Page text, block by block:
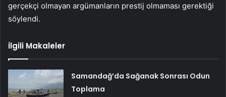
gerçekçi olmayan argümanların prestij olmaması gerektiği
söylendi.
İlgili Makaleler
Samandağ’da Sağanak Sonrası Odun
Toplama